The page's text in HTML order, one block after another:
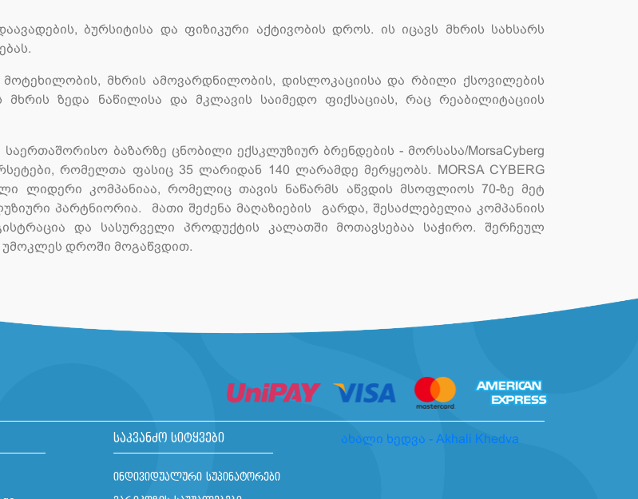
ბურსიტისა და ფიზიკური აქტივობის დროს. ის იცავს მხრის სახსარს
მოტეხილობის, მხრის ამოვარდნილობის, დისლოკაციისა და რბილი ქსოვილების
ზედა ნაწილისა და მკლავის საიმედო ფიქსაციას, რაც რეაბილიტაციის
ბაზარზე ცნობილი ექსკლუზიურ ბრენდების - მორსასა/MorsaCyberg
რომელთა ფასიც 35 ლარიდან 140 ლარამდე მერყეობს. MORSA CYBERG
ლიდერი კომპანიაა, რომელიც თავის ნაწარმს აწვდის მსოფლიოს 70-ზე მეტ
პარტნიორია. მათი შეძენა მაღაზიების გარდა, შესაძლებელია კომპანიის
და სასურველი პროდუქტის კალათში მოთავსებაა საჭირო. შერჩეულ
უმოკლეს დროში მოგაწვდით.
საკვანძო სიტყვები
ინდივიდუალური სუპინატორები
ახალი ხედვა - Akhali Khedva